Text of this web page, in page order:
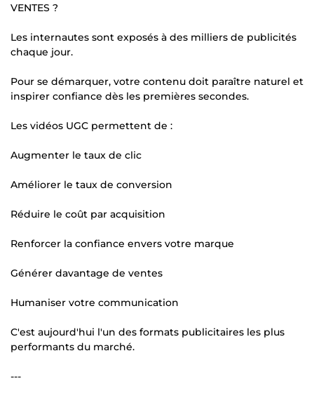
VENTES ?
Les internautes sont exposés à des milliers de publicités
chaque jour.
Pour se démarquer, votre contenu doit paraître naturel et
inspirer confiance dès les premières secondes.
Les vidéos UGC permettent de :
Augmenter le taux de clic
Améliorer le taux de conversion
Réduire le coût par acquisition
Renforcer la confiance envers votre marque
Générer davantage de ventes
Humaniser votre communication
C'est aujourd'hui l'un des formats publicitaires les plus
performants du marché.
---